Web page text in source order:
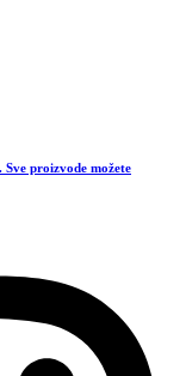
Sve proizvode možete